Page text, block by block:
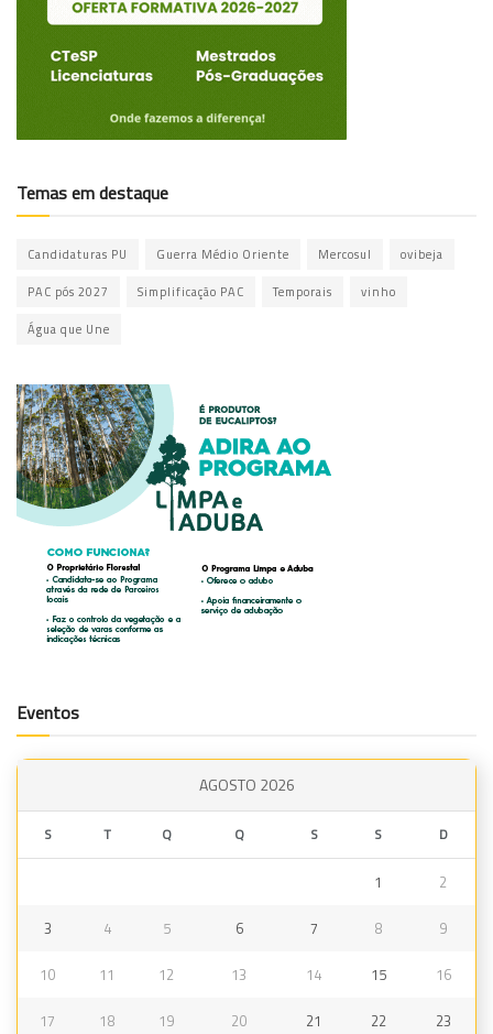
Temas em destaque
Candidaturas PU Guerra Médio Oriente Mercosul ovibeja
PAC pós 2027 Simplificação PAC Temporais vinho
Água que Une
Eventos
AGOSTO 2026
S T Q Q S S D
1 2
3 4 5 6 7 8 9
10 11 12 13 14 15 16
17 18 19 20 21 22 23